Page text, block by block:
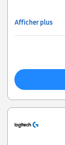
Afficher plus